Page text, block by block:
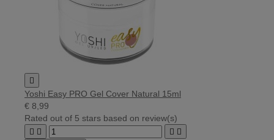

Yoshi Easy PRO Gel Cover Natural 15ml
€ 8,99
Rated out of 5 stars based on review(s)
   